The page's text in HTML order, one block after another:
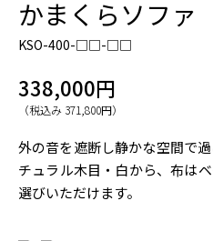
かまくらソファ
KSO-400-□□-□□
338,000円
（税込み 371,800円）
外の音を遮断し静かな空間で
チュラル木目・白から、布は
選びいただけます。